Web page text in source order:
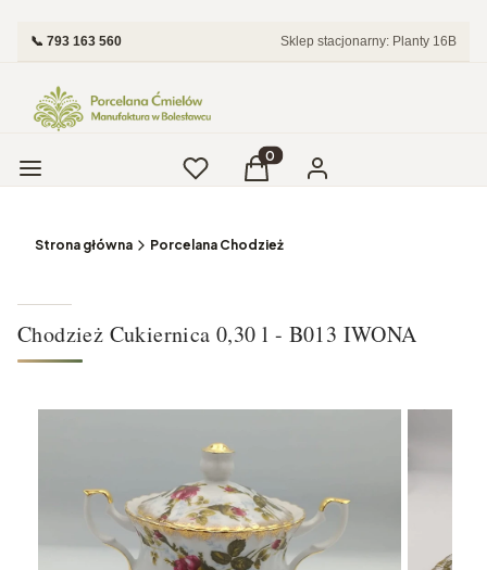
📞 793 163 560 Sklep stacjonarny: Planty 16B
Menu UlubioneProdukty w koszyku: 0.
Koszyk Zaloguj się
Strona główna Porcelana Chodzież
Chodzież Cukiernica 0,30 l - B013 IWONA